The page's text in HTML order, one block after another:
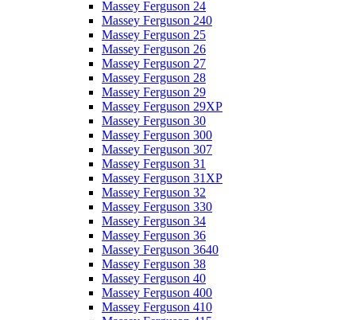
Massey Ferguson 24
Massey Ferguson 240
Massey Ferguson 25
Massey Ferguson 26
Massey Ferguson 27
Massey Ferguson 28
Massey Ferguson 29
Massey Ferguson 29XP
Massey Ferguson 30
Massey Ferguson 300
Massey Ferguson 307
Massey Ferguson 31
Massey Ferguson 31XP
Massey Ferguson 32
Massey Ferguson 330
Massey Ferguson 34
Massey Ferguson 36
Massey Ferguson 3640
Massey Ferguson 38
Massey Ferguson 40
Massey Ferguson 400
Massey Ferguson 410